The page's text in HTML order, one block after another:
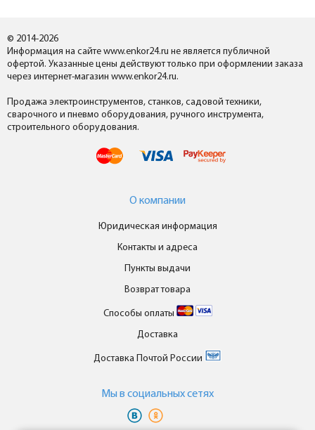
© 2014-2026
Информация на сайте www.enkor24.ru не является публичной
офертой. Указанные цены действуют только при оформлении заказа
через интернет-магазин www.enkor24.ru.
Продажа электроинструментов, станков, садовой техники,
сварочного и пневмо оборудования, ручного инструмента,
строительного оборудования.
О компании
Юридическая информация
Контакты и адреса
Пункты выдачи
Возврат товара
Способы оплаты
Доставка
Доставка Почтой России
Мы в cоциальных сетях